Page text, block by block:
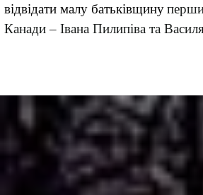
відвідати малу батьківщину
Канади – Івана Пилипіва та